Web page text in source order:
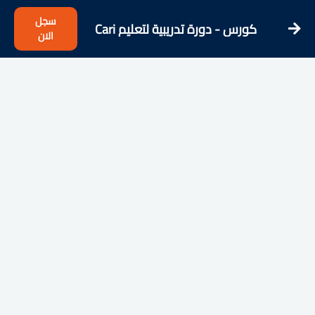
كورس - دورة تدريبية لتعليم Cari
antwortet - Easy German questions
& answers
سجل
الان